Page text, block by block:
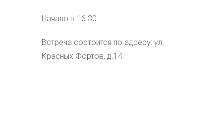
Начало в 16.30.
Встреча состоится по адресу: ул.
Красных Фортов, д.14.